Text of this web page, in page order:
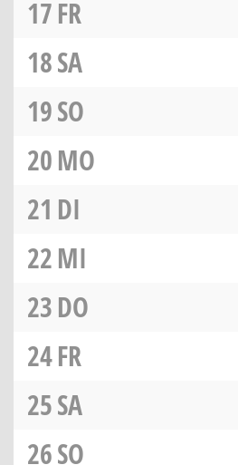
17FR
18SA
19SO
20MO
21 DI
22MI
23DO
24FR
25SA
26SO